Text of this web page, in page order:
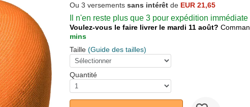
Ou 3 versements sans intérêt de EUR 21,65
Il n'en reste plus que 3 pour expédition immédiate
Voulez-vous le faire livrer le mardi 11 août?
mins
Taille (Guide des tailles)
Quantité